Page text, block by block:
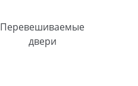
Перевешиваемые
двери